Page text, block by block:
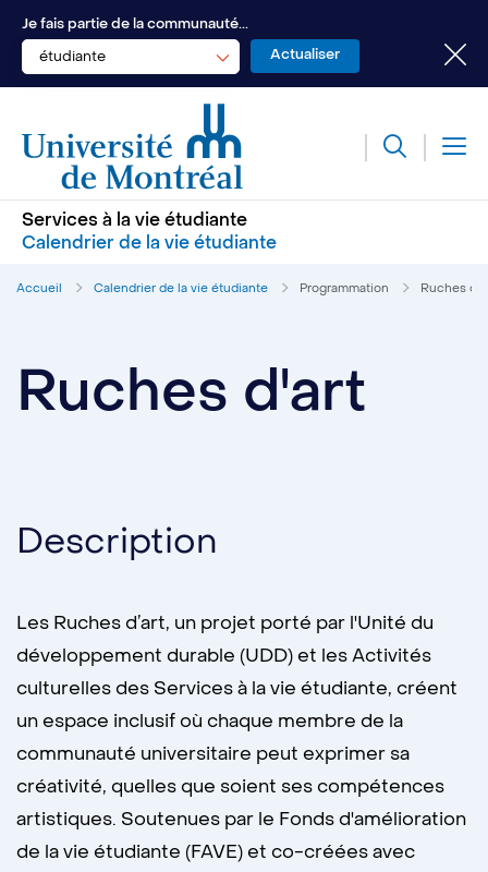
Je fais partie de la communauté...
étudiante
Services à la vie étudiante
Calendrier de la vie étudiante
Accueil Calendrier de la vie étudiante Programmation Ruches
Ruches d'art
Description
Les Ruches d’art, un projet porté par l'Unité du
développement durable (UDD) et les Activités
culturelles des Services à la vie étudiante, créent
un espace inclusif où chaque membre de la
communauté universitaire peut exprimer sa
créativité, quelles que soient ses compétences
artistiques. Soutenues par le Fonds d'amélioration
de la vie étudiante (FAVE) et co-créées avec